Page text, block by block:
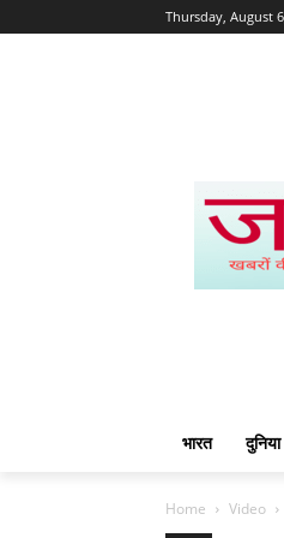
Thursday, August
भारत दुनिया
Home Video